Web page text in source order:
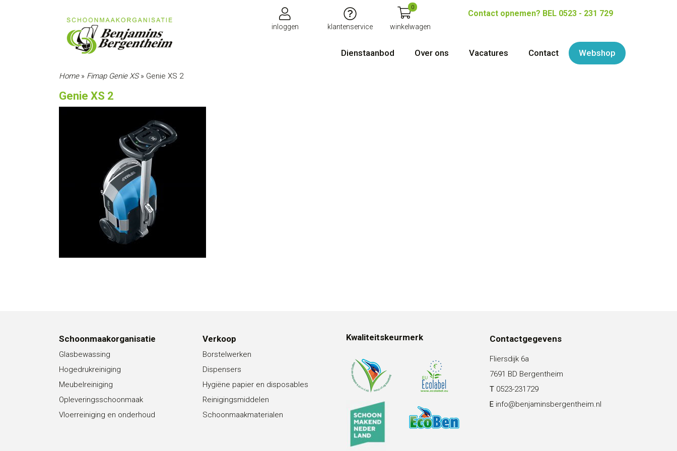
inloggen klantenservice
0
winkelwagen
Contact opnemen? BEL 0523 - 231 729
Dienstaanbod Over ons Vacatures Contact Webshop
Home» Fimap Genie XS» Genie XS 2
Genie XS 2
Schoonmaakorganisatie
Glasbewassing
Hogedrukreiniging
Meubelreiniging
Opleveringsschoonmaak
Vloerreiniging en onderhoud
Verkoop
Borstelwerken
Dispensers
Hygiëne papier en disposables
Reinigingsmiddelen
Schoonmaakmaterialen
Kwaliteitskeurmerk Contactgegevens
Fliersdijk 6a
7691 BD Bergentheim
T 0523-231729
E info@benjaminsbergentheim.nl